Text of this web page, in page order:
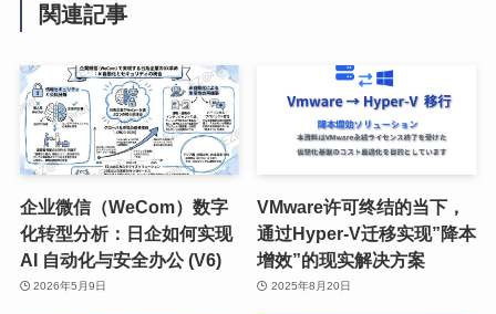
関連記事
企业微信（WeCom）数字
化转型分析：日企如何实现
AI 自动化与安全办公 (V6)
2026年5月9日
VMware许可终结的当下，
通过Hyper-V迁移实现”降本
增效”的现实解决方案
2025年8月20日